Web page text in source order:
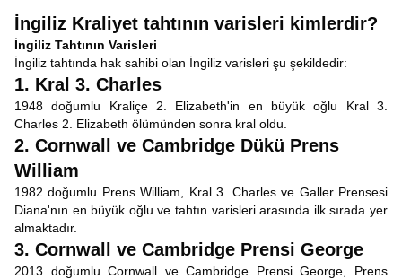
İngiliz Kraliyet tahtının varisleri kimlerdir?
İngiliz Tahtının Varisleri
İngiliz tahtında hak sahibi olan İngiliz varisleri şu şekildedir:
1. Kral 3. Charles
1948 doğumlu Kraliçe 2. Elizabeth'in en büyük oğlu Kral 3.
Charles 2. Elizabeth ölümünden sonra kral oldu.
2. Cornwall ve Cambridge Dükü Prens
William
1982 doğumlu Prens William, Kral 3. Charles ve Galler Prensesi
Diana'nın en büyük oğlu ve tahtın varisleri arasında ilk sırada yer
almaktadır.
3. Cornwall ve Cambridge Prensi George
2013 doğumlu Cornwall ve Cambridge Prensi George, Prens